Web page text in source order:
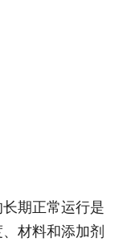
期正常运行是
材料和添加剂